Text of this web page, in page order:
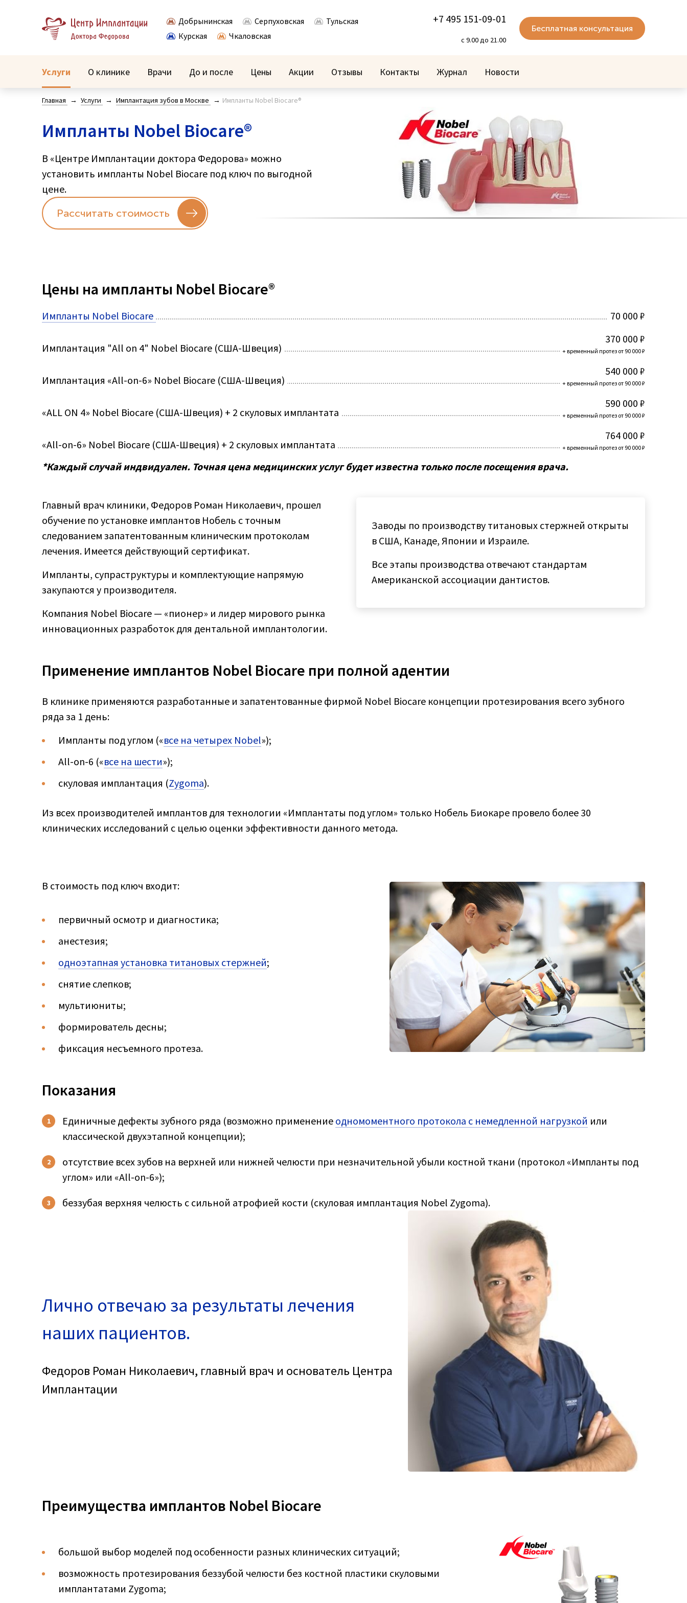
Добрынинская Серпуховская
Тульская
Курская
Чкаловская
+7 495 151-09-01
с 9.00 до 21.00
Бесплатная консультация
Услуги О клинике Врачи До и после Цены Акции Отзывы Контакты Журнал Новости
Главная Услуги Имплантация зубов в Москве Импланты Nobel Biocare®
Импланты Nobel Biocare®
В «Центре Имплантации доктора Федорова» можно
установить импланты Nobel Biocare под ключ по выгодной
цене.
Рассчитать стоимость
Цены на импланты Nobel Biocare®
Импланты Nobel Biocare 70 000 ₽
Имплантация "All on 4" Nobel Biocare (США-Швеция)
370 000 ₽
+ временный протез от 90 000 ₽
Имплантация «All-on-6» Nobel Biocare (США-Швеция)
540 000 ₽
+ временный протез от 90 000 ₽
«ALL ON 4» Nobel Biocare (США-Швеция) + 2 скуловых имплантата
590 000 ₽
+ временный протез от 90 000 ₽
«All-on-6» Nobel Biocare (США-Швеция) + 2 скуловых имплантата
764 000 ₽
+ временный протез от 90 000 ₽
*Каждый случай индвидуален. Точная цена медицинских услуг будет известна только после посещения врача.
Главный врач клиники, Федоров Роман Николаевич, прошел
обучение по установке имплантов Нобель с точным
следованием запатентованным клиническим протоколам
лечения. Имеется действующий сертификат.
Импланты, супраструктуры и комплектующие напрямую
закупаются у производителя.
Компания Nobel Biocare — «пионер» и лидер мирового рынка
инновационных разработок для дентальной имплантологии.
Заводы по производству титановых стержней открыты
в США, Канаде, Японии и Израиле.
Все этапы производства отвечают стандартам
Американской ассоциации дантистов.
Применение имплантов Nobel Biocare при полной адентии
В клинике применяются разработанные и запатентованные фирмой Nobel Biocare концепции протезирования всего зубного
ряда за 1 день:
Импланты под углом («все на четырех Nobel»);
All-on-6 («все на шести»);
скуловая имплантация (Zygoma).
Из всех производителей имплантов для технологии «Имплантаты под углом» только Нобель Биокаре провело более 30
клинических исследований с целью оценки эффективности данного метода.
В стоимость под ключ входит:
первичный осмотр и диагностика;
анестезия;
одноэтапная установка титановых стержней;
снятие слепков;
мультиюниты;
формирователь десны;
фиксация несъемного протеза.
Показания
Единичные дефекты зубного ряда (возможно применение одномоментного протокола с немедленной нагрузкой или
классической двухэтапной концепции);
отсутствие всех зубов на верхней или нижней челюсти при незначительной убыли костной ткани (протокол «Импланты под
углом» или «All-on-6»);
беззубая верхняя челюсть с сильной атрофией кости (скуловая имплантация Nobel Zygoma).
Лично отвечаю за результаты лечения
наших пациентов.
Федоров Роман Николаевич, главный врач и основатель Центра
Имплантации
Преимущества имплантов Nobel Biocare
большой выбор моделей под особенности разных клинических ситуаций;
возможность протезирования беззубой челюсти без костной пластики скуловыми
имплантатами Zygoma;